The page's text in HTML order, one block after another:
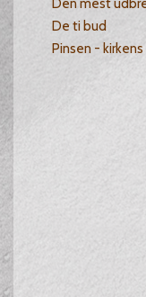
Den mest
De ti bud
Pinsen -